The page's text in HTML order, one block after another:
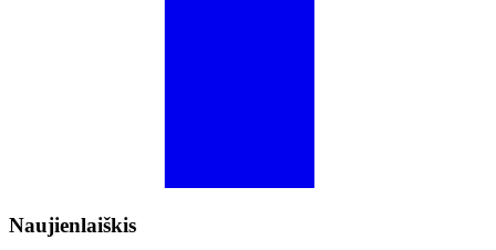
Naujienlaiškis